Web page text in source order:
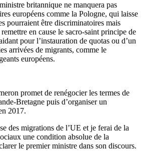
britannique ne manquera pas
européens comme la Pologne, qui laisse
pourraient être discriminatoires mais
en cause le sacro-saint principe de
pour l’instauration de quotas ou d’un
arrivées de migrants, comme le
européens.
promet de renégocier les termes de
Bretagne puis d’organiser un
2017.
des migrations de l’UE et je ferai de la
une condition absolue de la
le premier ministre dans son discours.